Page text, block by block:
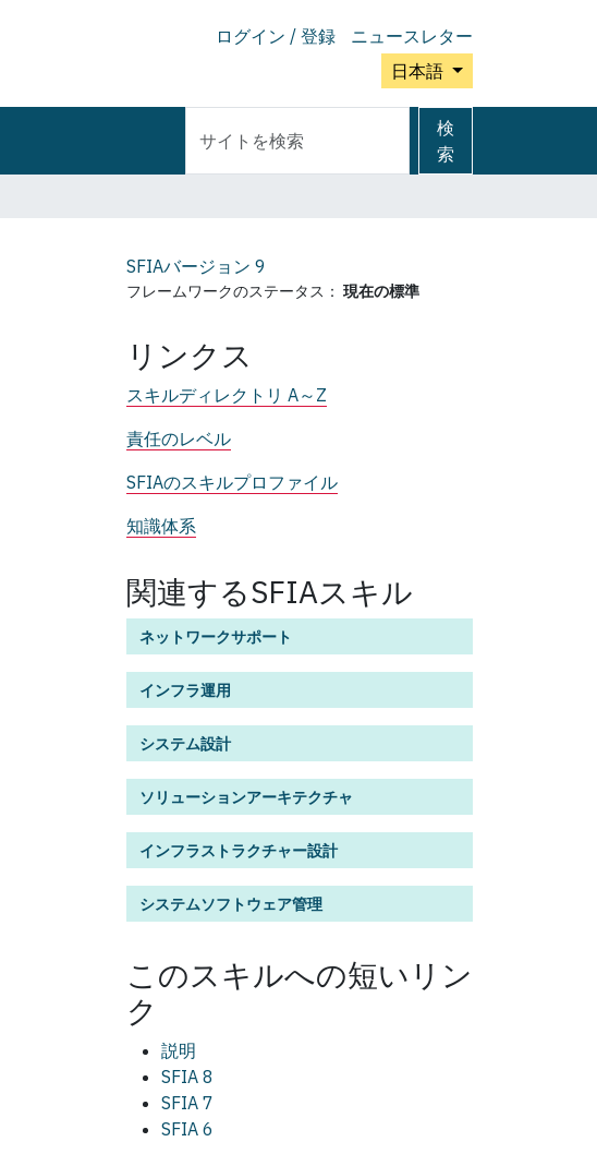
ログイン / 登録
ニュースレター
日本語
イ
ト
検
索
細
検
SFIAバージョン 9
フレームワークのステータス： 現在の標準
リンクス
スキルディレクトリ A～Z
責任のレベル
SFIAのスキルプロファイル
知識体系
関連するSFIAスキル
ネットワークサポート
インフラ運用
システム設計
ソリューションアーキテクチャ
インフラストラクチャー設計
システムソフトウェア管理
このスキルへの短いリン
ク
説明
SFIA 8
SFIA 7
SFIA 6